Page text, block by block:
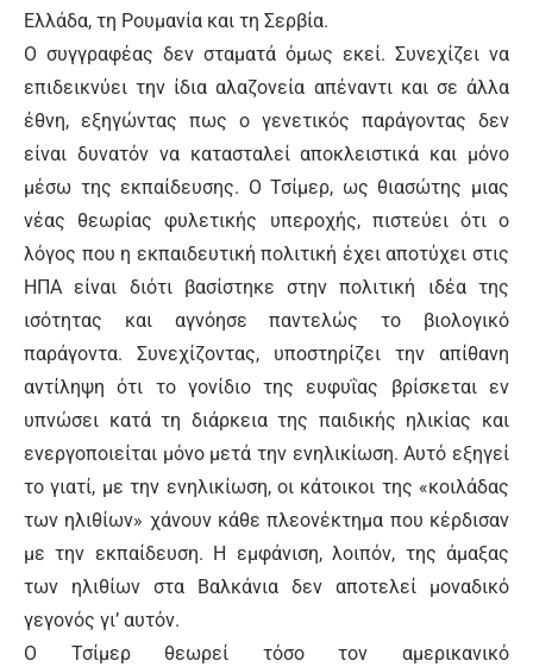
Ελλάδα, τη Ρουμανία και τη Σερβία.
Ο συγγραφέας δεν σταματά όμως εκεί. Συνεχίζει να
επιδεικνύει την ίδια αλαζονεία απέναντι και σε άλλα
έθνη, εξηγώντας πως ο γενετικός παράγοντας δεν
είναι δυνατόν να κατασταλεί αποκλειστικά και μόνο
μέσω της εκπαίδευσης. Ο Τσίμερ, ως θιασώτης μιας
νέας θεωρίας φυλετικής υπεροχής, πιστεύει ότι ο
λόγος που η εκπαιδευτική πολιτική έχει αποτύχει στις
ΗΠΑ είναι διότι βασίστηκε στην πολιτική ιδέα της
ισότητας και αγνόησε παντελώς το βιολογικό
παράγοντα. Συνεχίζοντας, υποστηρίζει την απίθανη
αντίληψη ότι το γονίδιο της ευφυΐας βρίσκεται εν
υπνώσει κατά τη διάρκεια της παιδικής ηλικίας και
ενεργοποιείται μόνο μετά την ενηλικίωση. Αυτό εξηγεί
το γιατί, με την ενηλικίωση, οι κάτοικοι της «κοιλάδας
των ηλιθίων» χάνουν κάθε πλεονέκτημα που κέρδισαν
με την εκπαίδευση. Η εμφάνιση, λοιπόν, της άμαξας
των ηλιθίων στα Βαλκάνια δεν αποτελεί μοναδικό
γεγονός γι’ αυτόν.
Ο Τσίμερ θεωρεί τόσο τον αμερικανικό